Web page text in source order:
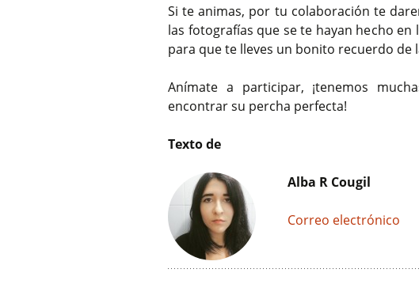
Si te animas, por tu colaboración te
las fotografías que se te hayan hecho
para que te lleves un bonito recuerdo de
Anímate a participar, ¡tenemos
encontrar su percha perfecta!
Texto de
Alba R Cougil
Correo electrónico